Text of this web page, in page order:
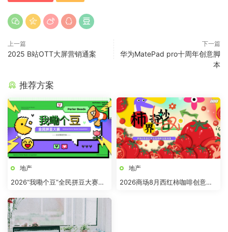
上一篇
2025 B站OTT大屏营销通案
下一篇
华为MatePad pro十周年创意脚
本
推荐方案
地产
2026“我嘞个豆”全民拼豆大赛主
地产
2026商场8月西红柿咖啡创意市